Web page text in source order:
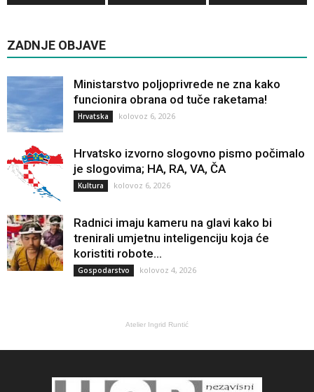
ZADNJE OBJAVE
Ministarstvo poljoprivrede ne zna kako
funcionira obrana od tuče raketama!
Hrvatska kolovoz 6, 2026
Hrvatsko izvorno slogovno pismo počimalo
je slogovima; HA, RA, VA, ČA
Kultura kolovoz 6, 2026
Radnici imaju kameru na glavi kako bi
trenirali umjetnu inteligenciju koja će
koristiti robote...
Gospodarstvo kolovoz 4, 2026
Atelier Ingrid Runtić